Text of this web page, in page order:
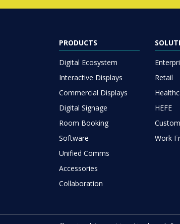
PRODUCTS
Digital Ecosystem
Interactive Displays
Commercial Displays
Digital Signage
Room Booking
Software
Unified Comms
Accessories
Collaboration
Retail
HEFE
Work